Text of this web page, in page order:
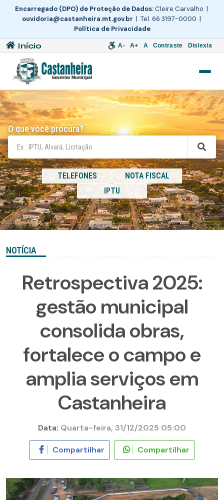
Encarregado (DPO) de Proteção de Dados:Cleire Carvalho |
ouvidoria@castanheira.mt.gov.br | Tel. 66 3197-0000 |
Política de Privacidade
Início A- A+ A Contraste Dislexia
O que você procura?
TELEFONES
NOTA FISCAL
IPTU
NOTÍCIA
Retrospectiva 2025:
gestão municipal
consolida obras,
fortalece o campo e
amplia serviços em
Castanheira
Data: Quarta-feira, 31/12/2025 05:00
Compartilhar Compartilhar